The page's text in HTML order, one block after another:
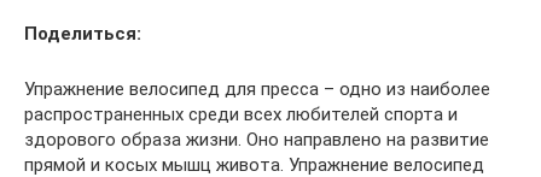
Поделиться:
Упражнение велосипед для пресса – одно из наиболее
распространенных среди всех любителей спорта и
здорового образа жизни. Оно направлено на развитие
прямой и косых мышц живота. Упражнение велосипед